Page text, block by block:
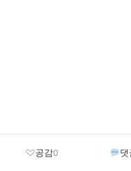
공감0 댓